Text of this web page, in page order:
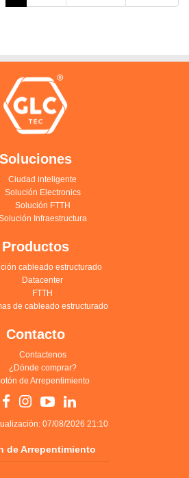
Soluciones
Ciudad inteligente
Solución Electronics
Solución FTTH
Infraestructura
Productos
cableado estructurado
Datacenter
FTTH
de cableado estructurado
Contacto
Contactenos
¿Dónde comprar?
de Arrepentimiento
07/08/2026 21:10
de Arrepentimiento